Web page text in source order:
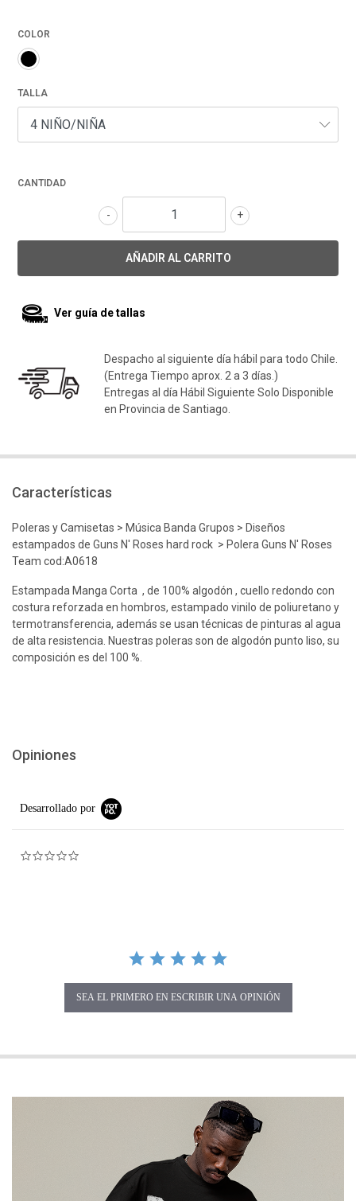
COLOR
TALLA
CANTIDAD
+
-
Ver guía de tallas
Despacho al siguiente día hábil para todo Chile.
(Entrega Tiempo aprox. 2 a 3 días.)
Entregas al día Hábil Siguiente Solo Disponible
en Provincia de Santiago.
Características
Poleras y Camisetas > Música Banda Grupos > Diseños
estampados de Guns N' Roses hard rock > Polera Guns N' Roses
Team cod:A0618
Estampada Manga Corta , de 100% algodón , cuello redondo con
costura reforzada en hombros, estampado vinilo de poliuretano y
termotransferencia, además se usan técnicas de pinturas al agua
de alta resistencia. Nuestras poleras son de algodón punto liso, su
composición es del 100 %.
Opiniones
Desarrollado por
SEA EL PRIMERO EN ESCRIBIR UNA OPINIÓN